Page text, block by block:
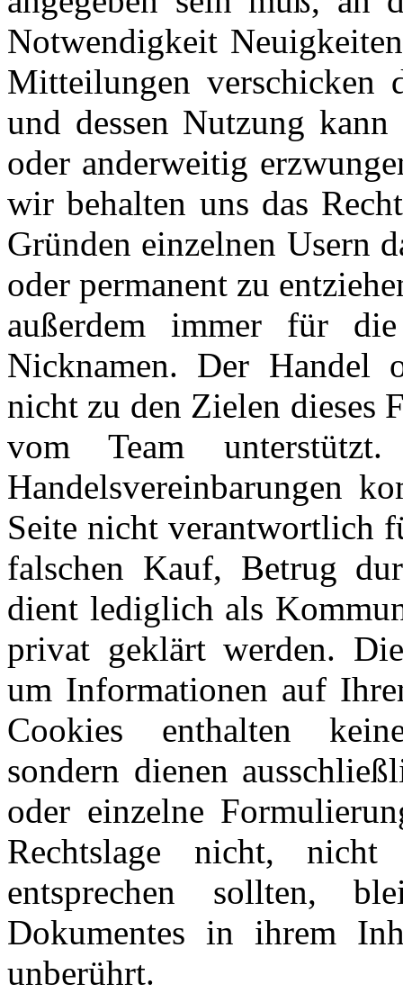
Notwendigkeit
Mitteilungen verschicken
und dessen Nutzung
oder anderweitig
wir behalten uns das
Gründen einzelnen Usern
oder permanent zu
außerdem immer für
Nicknamen. Der Handel
nicht zu den Zielen dieses
vom Team
Handelsvereinbarungen
Seite nicht verantwortlich
falschen Kauf, Betrug
dient lediglich als
privat geklärt werden.
um Informationen auf
Cookies enthalten
sondern dienen
oder einzelne
Rechtslage nicht,
entsprechen sollten,
Dokumentes in ihrem
unberührt.